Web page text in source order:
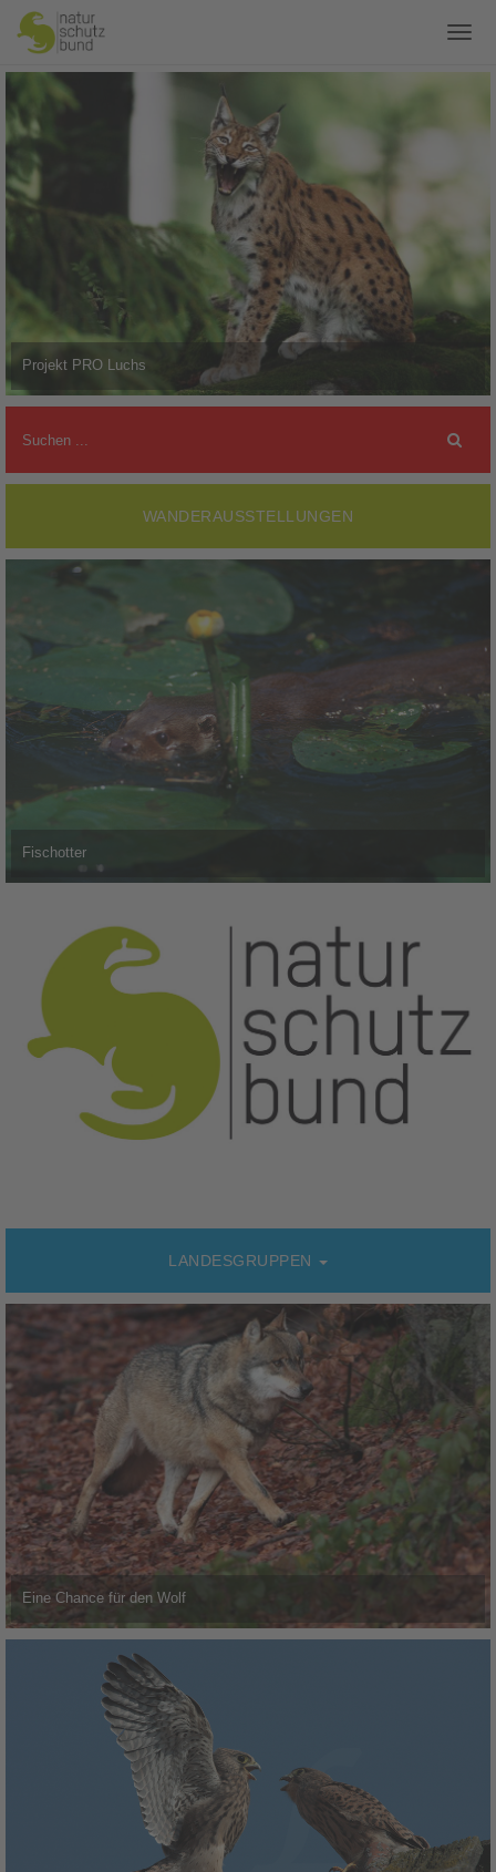
Projekt PRO Luchs
WANDERAUSSTELLUNGEN
Fischotter
LANDESGRUPPEN
Eine Chance für den Wolf